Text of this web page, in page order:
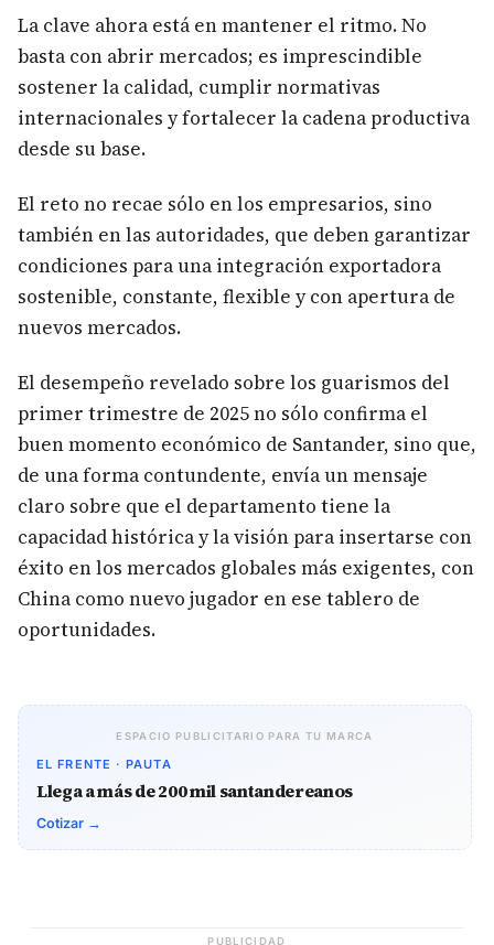
La clave ahora está en mantener el ritmo. No
basta con abrir mercados; es imprescindible
sostener la calidad, cumplir normativas
internacionales y fortalecer la cadena productiva
desde su base.
El reto no recae sólo en los empresarios, sino
también en las autoridades, que deben garantizar
condiciones para una integración exportadora
sostenible, constante, flexible y con apertura de
nuevos mercados.
El desempeño revelado sobre los guarismos del
primer trimestre de 2025 no sólo confirma el
buen momento económico de Santander, sino que,
de una forma contundente, envía un mensaje
claro sobre que el departamento tiene la
capacidad histórica y la visión para insertarse con
éxito en los mercados globales más exigentes, con
China como nuevo jugador en ese tablero de
oportunidades.
ESPACIO PUBLICITARIO PARA TU MARCA
EL FRENTE · PAUTA
Llega a más de 200 mil santandereanos
Cotizar →
PUBLICIDAD